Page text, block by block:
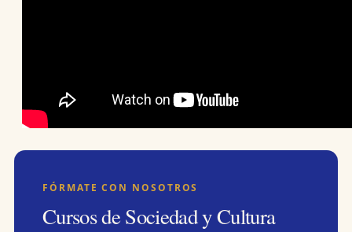
FÓRMATE CON NOSOTROS
Cursos de Sociedad y Cultura